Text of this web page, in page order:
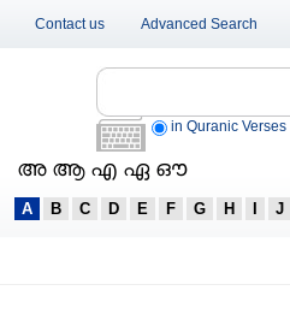
Contact us Advanced Search
in Quranic Verses
അ ആ എ ഏ ഔ
A B C D E F G H J